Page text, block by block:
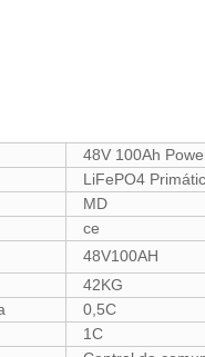
48V 100Ah
LiFePO4
MD
ce
48V100AH
42KG
0,5C
1C